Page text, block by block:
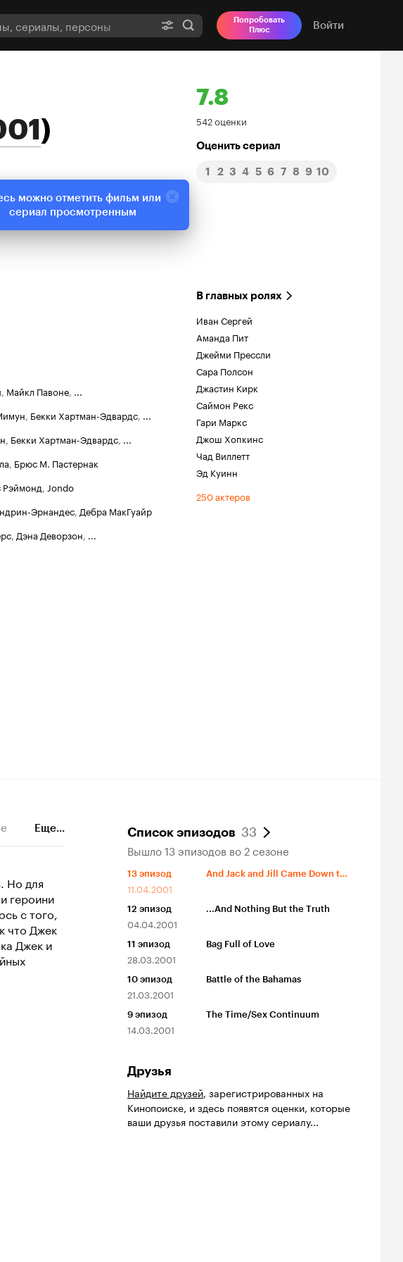
Попробовать
Плюс
Войти
)
7.8
Рейтинг
Кинопоиска
7.8
542 оценки
Оценить сериал
1 2 3 4 5 6 7 8 9 10
, Майкл Павоне, ...
, Бекки Хартман-Эдвардс, ...
, Бекки Хартман-Эдвардс, ...
, Брюс М. Пастернак
, Jondo
Эрнандес, Дебра МакГуайр
, Дэна Деворзон, ...
В главных ролях
Иван Сергей
Аманда Пит
Джейми Прессли
Сара Полсон
Джастин Кирк
Саймон Рекс
Гари Маркс
Джош Хопкинс
Чад Виллетт
Эд Куинн
250 актеров
Еще...
Но для
героини
с того,
что Джек
Джек и
Список эпизодов 33
Вышло 13 эпизодов во 2 сезоне
13 эпизод
11.04.2001
And Jack and Jill Came Down the Hill
12 эпизод
04.04.2001
...And Nothing But the Truth
11 эпизод
28.03.2001
Bag Full of Love
10 эпизод
21.03.2001
Battle of the Bahamas
9 эпизод
14.03.2001
The Time/Sex Continuum
Друзья
Найдите друзей, зарегистрированных на
Кинопоиске, и здесь появятся оценки, которые
ваши друзья поставили этому сериалу...
можно отметить фильм или
сериал просмотренным